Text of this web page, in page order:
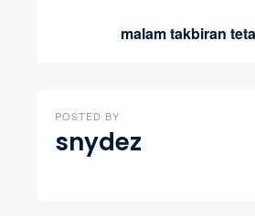
malam takbiran
POSTED BY
snydez